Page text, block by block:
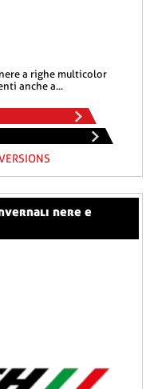
anche a...